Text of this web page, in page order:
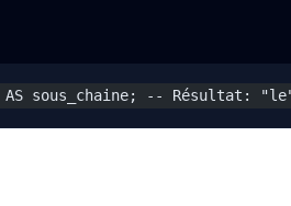
AS sous_chaine; -- Résultat: